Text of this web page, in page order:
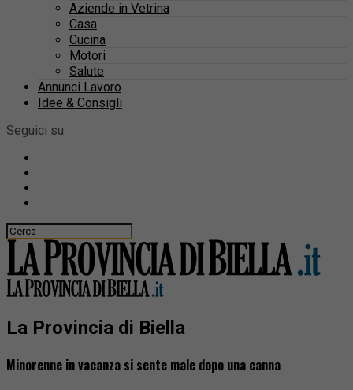
Aziende in Vetrina
Casa
Cucina
Motori
Salute
Annunci Lavoro
Idee & Consigli
Seguici su
La Provincia di Biella
Minorenne in vacanza si sente male dopo una canna